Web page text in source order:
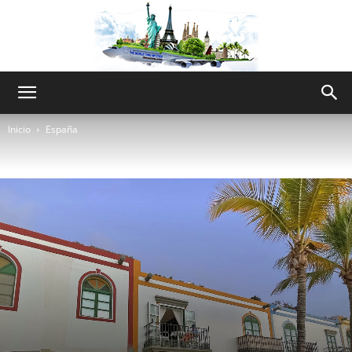
World
My
Inicio España